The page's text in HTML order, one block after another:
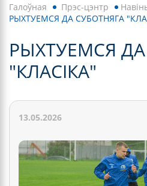
Галоўная Прэс-цэнтр
РЫХТУЕМСЯ ДА СУБОТНЯГА
РЫХТУЕМСЯ
"КЛАСІКА"
13.05.2026